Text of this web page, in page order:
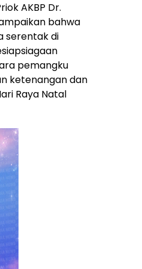
AKBP Dr.
bahwa
serentak di
pemangku
ketenangan dan
Raya Natal